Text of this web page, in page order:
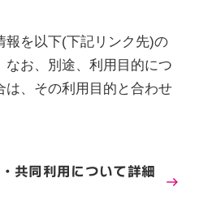
報を以下(下記リンク先)の
なお、別途、利用目的につ
は、その利用目的と合わせ
共同利用について詳細